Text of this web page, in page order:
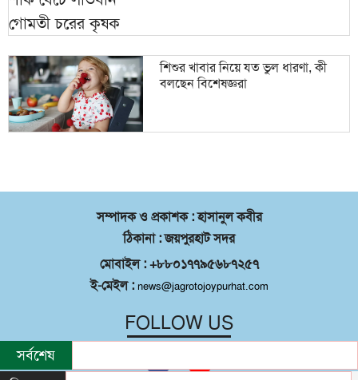
শিশুর খাবার নিয়ে যত ভুল ধারণা, কী
বলছেন বিশেষজ্ঞরা
সম্পাদক ও প্রকাশক : হাসানুল কবীর
ঠিকানা : জয়পুরহাট সদর
মোবাইল : +৮৮০১৭৭৯৫৬৮৭২৫৭
ই-মেইল : news@jagrotojoypurhat.com
FOLLOW US
সর্বশেষ